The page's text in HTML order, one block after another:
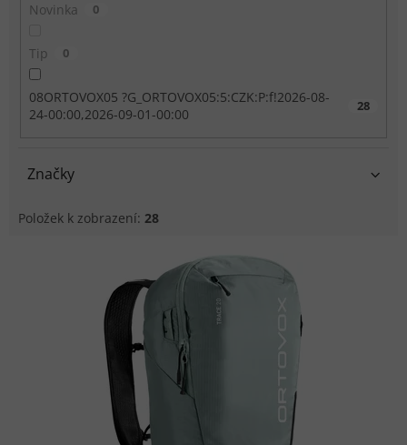
Novinka 0
Tip 0
08ORTOVOX05 ?G_ORTOVOX05:5:CZK:P:f!2026-08-
24-00:00,2026-09-01-00:00
28
Značky
Položek k zobrazení: 28